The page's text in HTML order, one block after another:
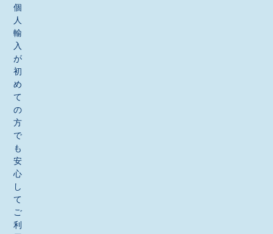
個
人
輸
入
が
初
め
て
の
方
で
も
安
心
し
て
ご
利